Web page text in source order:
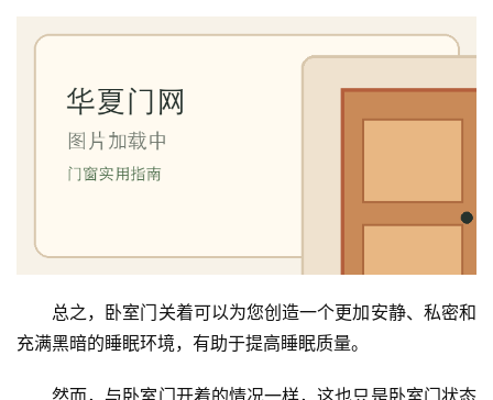
装
业
总之，卧室门关着可以为您创造一个更加安静、私密和
充满黑暗的睡眠环境，有助于提高睡眠质量。